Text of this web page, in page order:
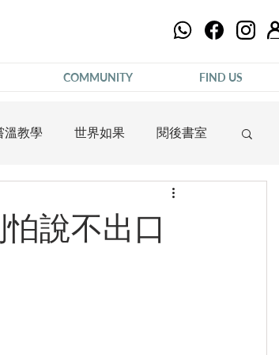
COMMUNITY FIND US
溫教學 世界如果 閱後書室
說不出口